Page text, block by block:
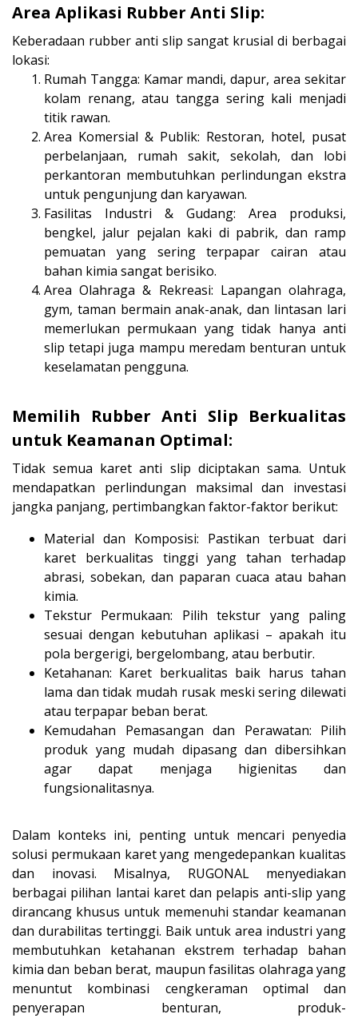
Area Aplikasi Rubber Anti Slip:
Keberadaan rubber anti slip sangat krusial di berbagai
lokasi:
Rumah Tangga: Kamar mandi, dapur, area sekitar
kolam renang, atau tangga sering kali menjadi
titik rawan.
Area Komersial & Publik: Restoran, hotel, pusat
perbelanjaan, rumah sakit, sekolah, dan lobi
perkantoran membutuhkan perlindungan ekstra
untuk pengunjung dan karyawan.
Fasilitas Industri & Gudang: Area produksi,
bengkel, jalur pejalan kaki di pabrik, dan ramp
pemuatan yang sering terpapar cairan atau
bahan kimia sangat berisiko.
Area Olahraga & Rekreasi: Lapangan olahraga,
gym, taman bermain anak-anak, dan lintasan lari
memerlukan permukaan yang tidak hanya anti
slip tetapi juga mampu meredam benturan untuk
keselamatan pengguna.
Memilih Rubber Anti Slip Berkualitas
untuk Keamanan Optimal:
Tidak semua karet anti slip diciptakan sama. Untuk
mendapatkan perlindungan maksimal dan investasi
jangka panjang, pertimbangkan faktor-faktor berikut:
Material dan Komposisi: Pastikan terbuat dari
karet berkualitas tinggi yang tahan terhadap
abrasi, sobekan, dan paparan cuaca atau bahan
kimia.
Tekstur Permukaan: Pilih tekstur yang paling
sesuai dengan kebutuhan aplikasi – apakah itu
pola bergerigi, bergelombang, atau berbutir.
Ketahanan: Karet berkualitas baik harus tahan
lama dan tidak mudah rusak meski sering dilewati
atau terpapar beban berat.
Kemudahan Pemasangan dan Perawatan: Pilih
produk yang mudah dipasang dan dibersihkan
agar dapat menjaga higienitas dan
fungsionalitasnya.
Dalam konteks ini, penting untuk mencari penyedia
solusi permukaan karet yang mengedepankan kualitas
dan inovasi. Misalnya, RUGONAL menyediakan
berbagai pilihan lantai karet dan pelapis anti-slip yang
dirancang khusus untuk memenuhi standar keamanan
dan durabilitas tertinggi. Baik untuk area industri yang
membutuhkan ketahanan ekstrem terhadap bahan
kimia dan beban berat, maupun fasilitas olahraga yang
menuntut kombinasi cengkeraman optimal dan
penyerapan benturan, produk-